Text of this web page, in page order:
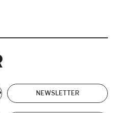
NEWSLETTER